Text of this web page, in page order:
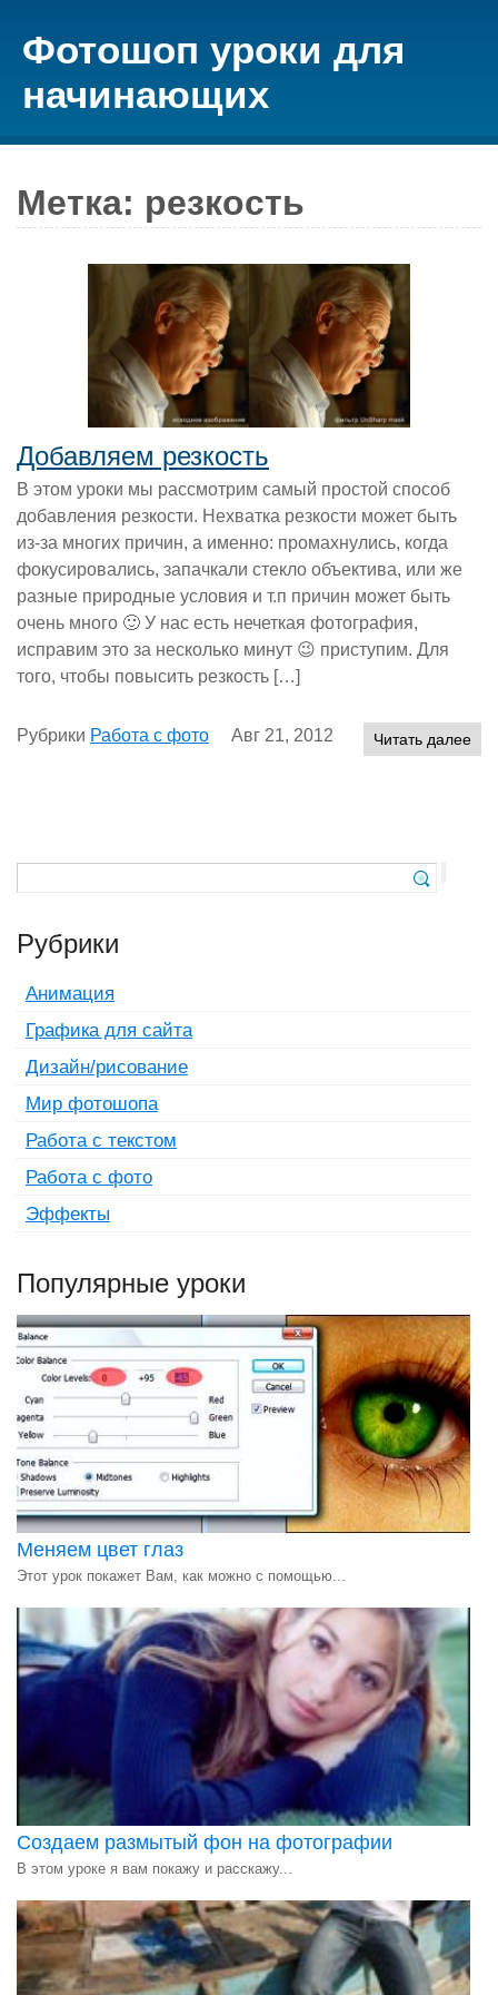
Фотошоп уроки для
начинающих
Рубрики
Анимация
Графика для сайта
Дизайн/рисование
Мир фотошопа
Работа с текстом
Работа с фото
Эффекты
Популярные уроки
Меняем цвет глаз
Этот урок покажет Вам, как можно с помощью...
Создаем размытый фон на фотографии
В этом уроке я вам покажу и расскажу...
Метка: резкость
Добавляем резкость
В этом уроки мы рассмотрим самый простой способ
добавления резкости. Нехватка резкости может быть
из-за многих причин, а именно: промахнулись, когда
фокусировались, запачкали стекло объектива, или же
разные природные условия и т.п причин может быть
очень много 🙂 У нас есть нечеткая фотография,
исправим это за несколько минут 😉 приступим. Для
того, чтобы повысить резкость […]
Рубрики Работа с фото Авг 21, 2012 Читать далее